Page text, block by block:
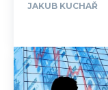
JAKUB KUCHAŘ